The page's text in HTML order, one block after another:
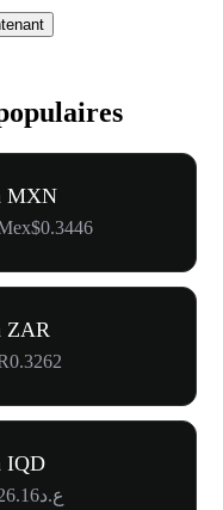
MXN
ZAR
IQD
Conversion de 1 CORE à ع.د26.16